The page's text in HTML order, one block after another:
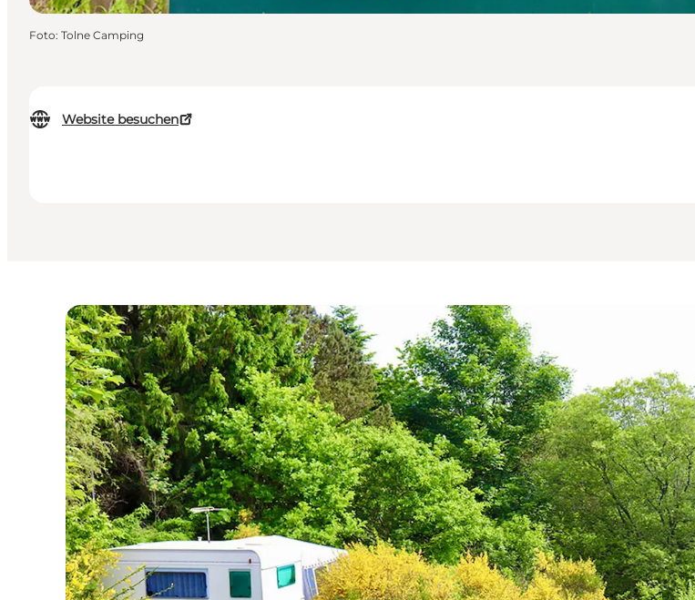
Website besuchen
Foto: Tolne Camping